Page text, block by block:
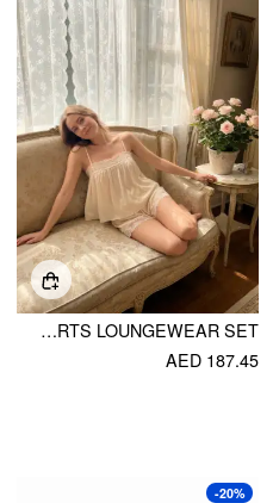
LACE TRIM CROP TOP & MID RISE DRAWSTRING SHORTS LOUNGEWEAR SET
AED 187.45
-20%